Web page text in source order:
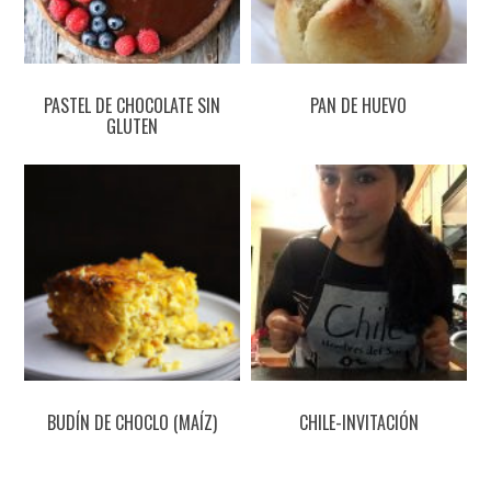
PASTEL DE CHOCOLATE SIN
GLUTEN
PAN DE HUEVO
BUDÍN DE CHOCLO (MAÍZ) CHILE-INVITACIÓN